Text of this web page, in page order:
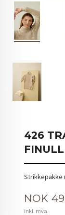
426
Strikkepakke
Pris
NOK
inkl. mva.